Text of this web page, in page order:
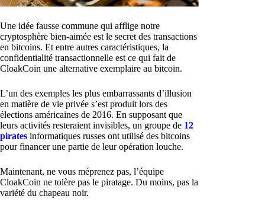
Une idée fausse commune qui afflige notre
cryptosphère bien-aimée est le secret des transactions
en bitcoins. Et entre autres caractéristiques, la
confidentialité transactionnelle est ce qui fait de
CloakCoin une alternative exemplaire au bitcoin.
L’un des exemples les plus embarrassants d’illusion
en matière de vie privée s’est produit lors des
élections américaines de 2016. En supposant que
leurs activités resteraient invisibles, un groupe de 12
pirates informatiques russes ont utilisé des bitcoins
pour financer une partie de leur opération louche.
Maintenant, ne vous méprenez pas, l’équipe
CloakCoin ne tolère pas le piratage. Du moins, pas la
variété du chapeau noir.